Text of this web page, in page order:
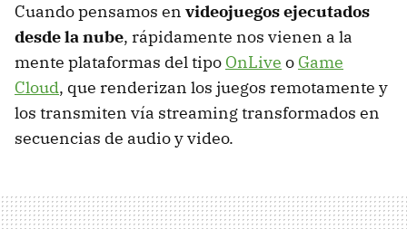
Cuando pensamos en videojuegos ejecutados
desde la nube, rápidamente nos vienen a la
mente plataformas del tipo OnLive o Game
Cloud, que renderizan los juegos remotamente y
los transmiten vía streaming transformados en
secuencias de audio y video.